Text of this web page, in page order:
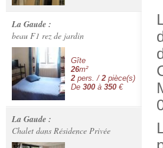
La Gaude :
beau F1 rez de jardin
Gîte
26m²
2 pers. / 2 pièce(s)
De 300 à 350 €
La Gaude :
Chalet dans Résidence Privée